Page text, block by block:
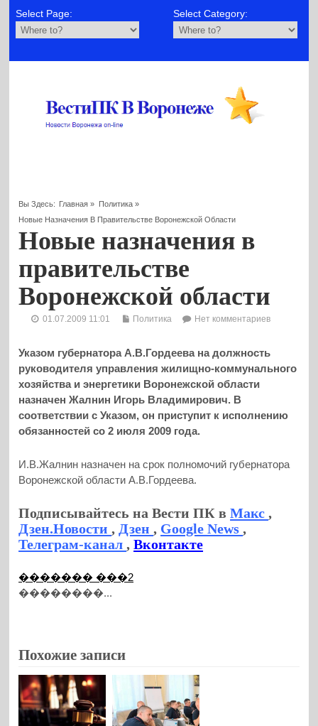
Select Page: Select Category:
Вы Здесь: Главная » Политика»
Новые Назначения В Правительстве Воронежской Области
Новые назначения в
правительстве
Воронежской области
01.07.2009 11:01 Политика Нет комментариев
Указом губернатора А.В.Гордеева на должность
руководителя управления жилищно-коммунального
хозяйства и энергетики Воронежской области
назначен Жалнин Игорь Владимирович. В
соответствии с Указом, он приступит к исполнению
обязанностей со 2 июля 2009 года.
И.В.Жалнин назначен на срок полномочий губернатора
Воронежской области А.В.Гордеева.
Подписывайтесь на Вести ПК вМакс,
Дзен.Новости, Дзен, Google News,
Телеграм-канал,Вконтакте
������� ���2
��������...
Похожие записи